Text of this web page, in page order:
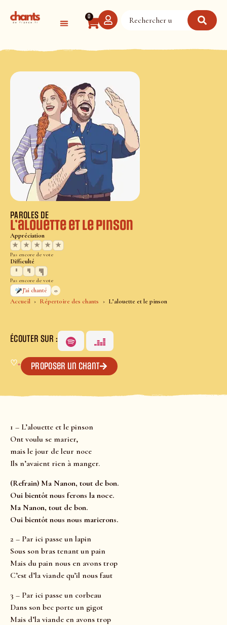
0
Accueil Répertoire des chants L’alouette et le pinson
PAROLES DE
L’alouette et le pinson
Appréciation
★
★ ★ ★ ★
Pas encore de vote
Difficulté
Pas encore de vote
J’ai chanté
0
ÉCOUTER SUR :
♡+ Proposer un chant
1 – L’alouette et le pinson
Ont voulu se marier,
mais le jour de leur noce
Ils n’avaient rien à manger.
(Refrain) Ma Nanon, tout de bon.
Oui bientôt nous ferons la noce.
Ma Nanon, tout de bon.
Oui bientôt nous nous marierons.
2 – Par ici passe un lapin
Sous son bras tenant un pain
Mais du pain nous en avons trop
C’est d’la viande qu’il nous faut
3 – Par ici passe un corbeau
Dans son bec porte un gigot
Mais d’la viande en avons trop